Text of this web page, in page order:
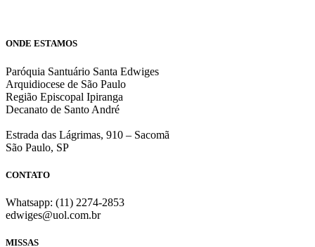
ONDE ESTAMOS
Paróquia Santuário Santa Edwiges
Arquidiocese de São Paulo
Região Episcopal Ipiranga
Decanato de Santo André
Estrada das Lágrimas, 910 – Sacomã
São Paulo, SP
CONTATO
Whatsapp: (11) 2274-2853
edwiges@uol.com.br
MISSAS